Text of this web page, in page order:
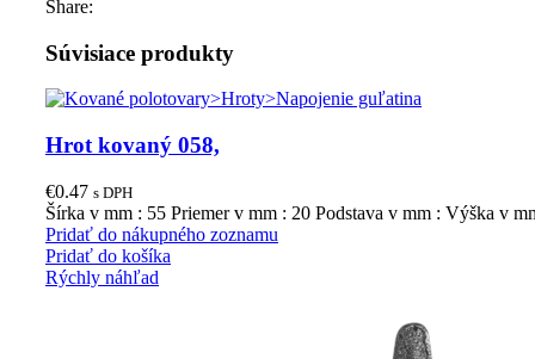
Share:
Súvisiace produkty
Hrot kovaný 058,
€0.47 s DPH
Šírka v mm : 55 Priemer v mm : 20 Podstava v mm : Výška v
Pridať do nákupného zoznamu
Pridať do košíka
Rýchly náhľad